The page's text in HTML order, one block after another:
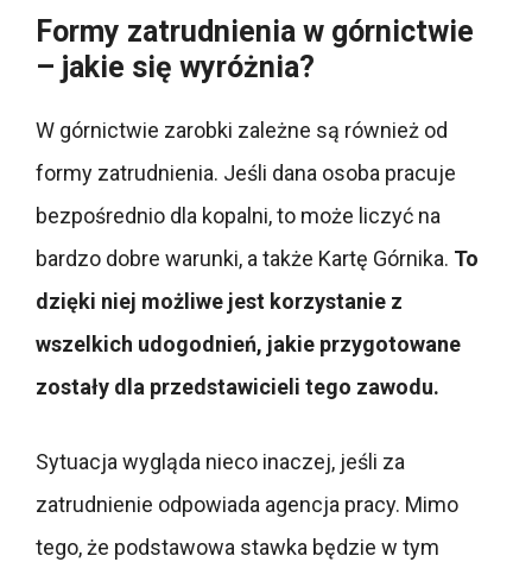
Formy zatrudnienia w górnictwie
– jakie się wyróżnia?
W górnictwie zarobki zależne są również od
formy zatrudnienia. Jeśli dana osoba pracuje
bezpośrednio dla kopalni, to może liczyć na
bardzo dobre warunki, a także Kartę Górnika. To
dzięki niej możliwe jest korzystanie z
wszelkich udogodnień, jakie przygotowane
zostały dla przedstawicieli tego zawodu.
Sytuacja wygląda nieco inaczej, jeśli za
zatrudnienie odpowiada agencja pracy. Mimo
tego, że podstawowa stawka będzie w tym